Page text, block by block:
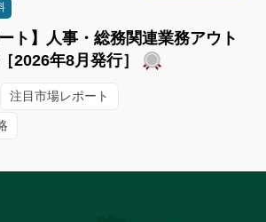
ト】人事・総務関連業務アウト
2026年8月発行］
注目市場レポート